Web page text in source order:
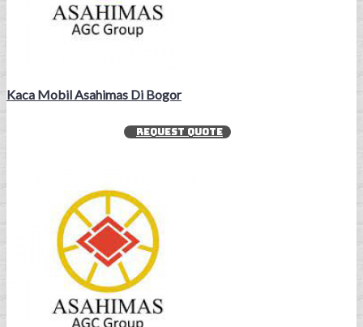
Kaca Mobil Asahimas Di Bogor
REQUEST QUOTE